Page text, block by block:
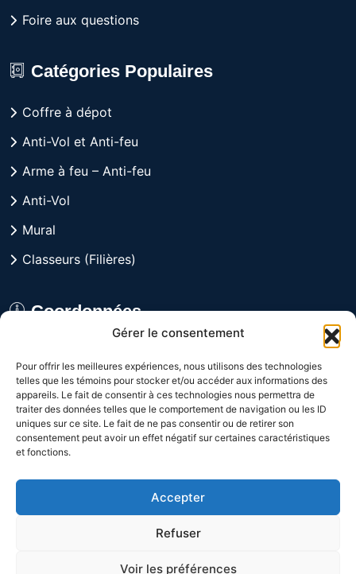
Gérer le consentement
Pour offrir les meilleures expériences, nous utilisons des technologies
telles que les témoins pour stocker et/ou accéder aux informations des
appareils. Le fait de consentir à ces technologies nous permettra de
traiter des données telles que le comportement de navigation ou les ID
uniques sur ce site. Le fait de ne pas consentir ou de retirer son
consentement peut avoir un effet négatif sur certaines caractéristiques
et fonctions.
Accepter
Refuser
Voir les préférences
Foire aux questions
Catégories Populaires
Coffre à dépot
Anti-Vol et Anti-feu
Arme à feu – Anti-feu
Anti-Vol
Mural
Classeurs (Filières)
Coordonnées
Québec H1J 1J3 CANADA
Du lundi au vendredi
de 9h à 16h